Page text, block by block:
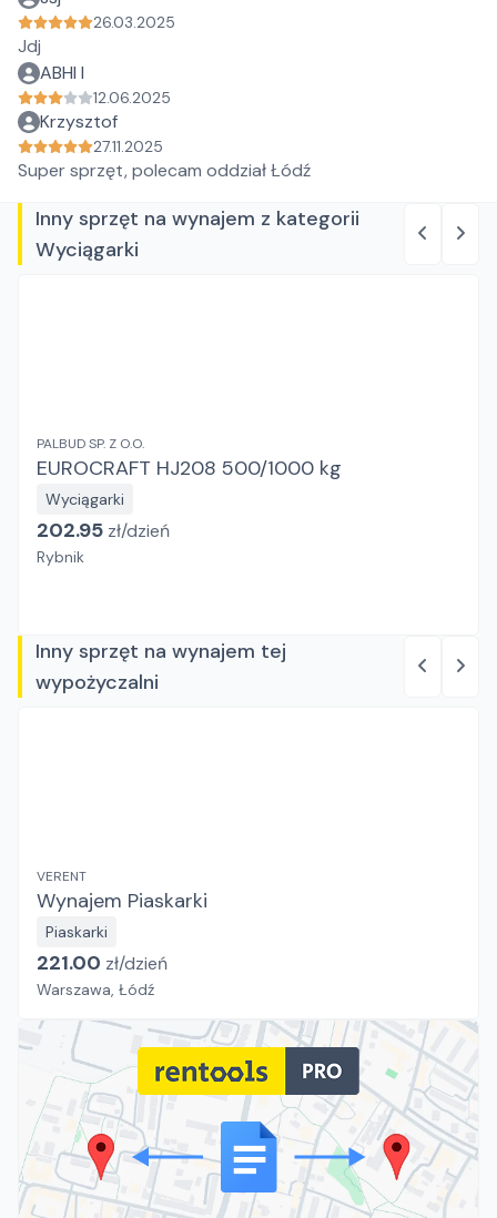
26.03.2025
Jdj
ABHI I
12.06.2025
Krzysztof
27.11.2025
Super sprzęt, polecam oddział Łódź
Inny sprzęt na wynajem z kategorii
Wyciągarki
PALBUD SP. Z O.O.
EUROCRAFT HJ208 500/1000 kg
Wyciągarki
202.95 zł/dzień
Rybnik
Inny sprzęt na wynajem tej
wypożyczalni
VERENT
Wynajem Piaskarki
Piaskarki
221.00 zł/dzień
Warszawa, Łódź